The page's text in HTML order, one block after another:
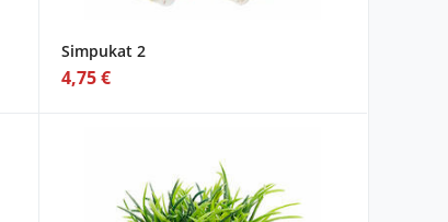
Simpukat 2
4,75 €